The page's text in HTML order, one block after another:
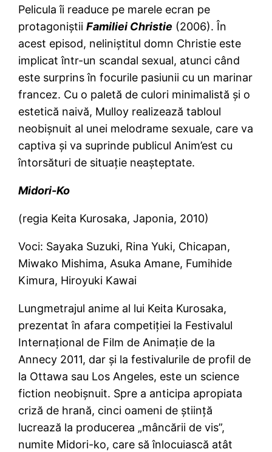
Pelicula îi readuce pe marele ecran pe
protagoniştiiFamiliei Christie (2006). În
acest episod, neliniştitul domn Christie este
implicat într-un scandal sexual, atunci când
este surprins în focurile pasiunii cu un marinar
francez. Cu o paletă de culori minimalistă şi o
estetică naivă, Mulloy realizează tabloul
neobişnuit al unei melodrame sexuale, care va
captiva şi va suprinde publicul Anim’est cu
întorsături de situaţie neaşteptate.
Midori-Ko
(regia Keita Kurosaka, Japonia, 2010)
Voci: Sayaka Suzuki, Rina Yuki, Chicapan,
Miwako Mishima, Asuka Amane, Fumihide
Kimura, Hiroyuki Kawai
Lungmetrajul anime al lui Keita Kurosaka,
prezentat în afara competiţiei la Festivalul
Internaţional de Film de Animaţie de la
Annecy 2011, dar şi la festivalurile de profil de
la Ottawa sau Los Angeles, este un science
fiction neobişnuit. Spre a anticipa apropiata
criză de hrană, cinci oameni de ştiinţă
lucrează la producerea „mâncării de vis”,
numite Midori-ko, care să înlocuiască atât